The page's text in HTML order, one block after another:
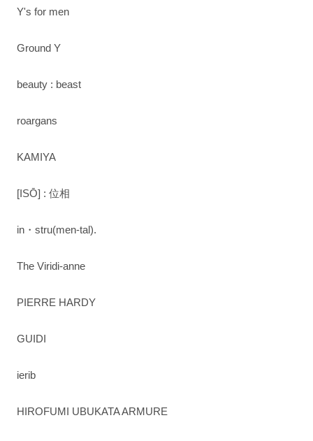
Y's for men
Ground Y
beauty : beast
roargans
KAMIYA
[ISŌ] : 位相
in・stru(men-tal).
The Viridi-anne
PIERRE HARDY
GUIDI
ierib
HIROFUMI UBUKATA ARMURE